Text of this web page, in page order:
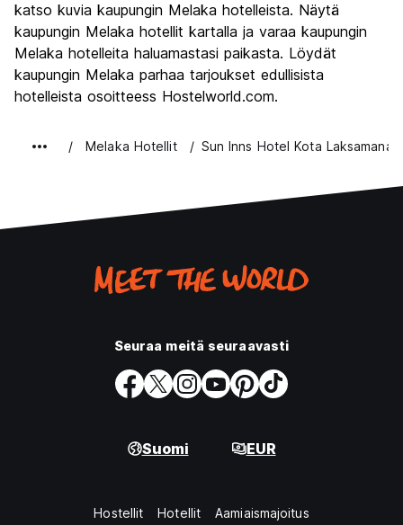
Yöelämä
Rahanarvoinen
8.6
katso kuvia kaupungin Melaka hotelleista. Näytä
kaupungin Melaka hotellit kartalla ja varaa kaupungin
Melaka hotelleita haluamastasi paikasta. Löydät
kaupungin Melaka parhaa tarjoukset edullisista
hotelleista osoitteess Hostelworld.com.
Melaka Hotellit Sun Inns Hotel Kota Laksamana
Seuraa meitä seuraavasti
Suomi EUR
Hostellit Hotellit Aamiaismajoitus